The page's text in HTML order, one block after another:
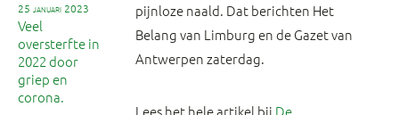
25 januari 2023
Veel
oversterfte in
2022 door
griep en
corona.
pijnloze naald. Dat berichten Het
Belang van Limburg en de Gazet van
Antwerpen zaterdag.
Lees het hele artikel bij De